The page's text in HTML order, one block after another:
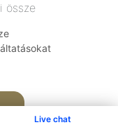
Live chat
össze